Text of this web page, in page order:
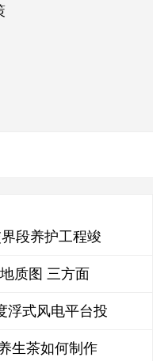
段养护工程竣
质图 三方面
浮式风电平台投
生茶如何制作